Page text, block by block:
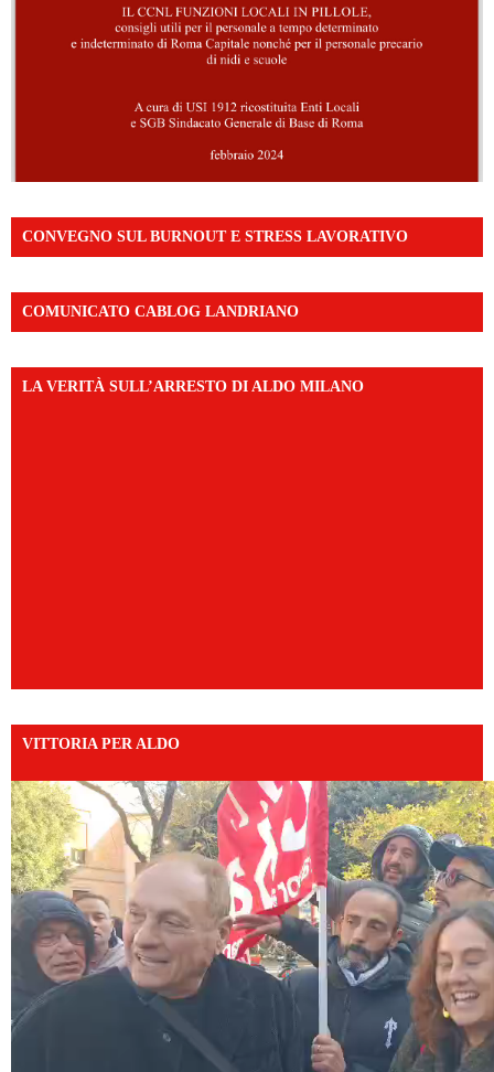
CONVEGNO SUL BURNOUT E STRESS LAVORATIVO
COMUNICATO CABLOG LANDRIANO
LA VERITÀ SULL’ARRESTO DI ALDO MILANO
VITTORIA PER ALDO